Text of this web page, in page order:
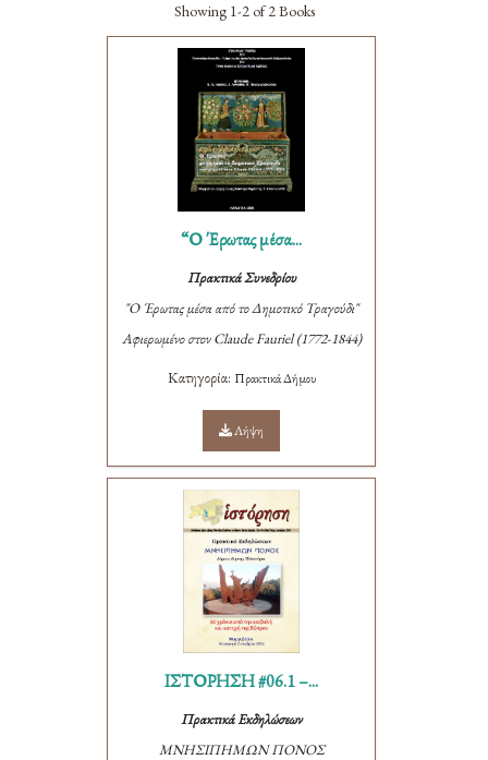
Showing 1-2 of 2Books
“Ο Έρωτας μέσα...
Πρακτικά Συνεδρίου
"Ο Έρωτας μέσα από το Δημοτικό Τραγούδι"
Αφιερωμένο στον Claude Fauriel (1772-1844)
Κατηγορία: Πρακτικά Δήμου
Λήψη
ΙΣΤΟΡΗΣΗ #06.1 –...
Πρακτικά Εκδηλώσεων
ΜΝΗΣΙΠΗΜΩΝ ΠΟΝΟΣ